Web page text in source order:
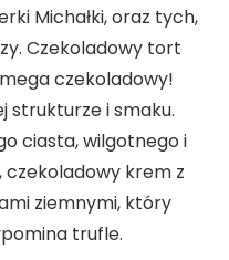
Michałki, oraz tych,
Czekoladowy tort
czekoladowy!
strukturze i smaku.
ciasta, wilgotnego i
czekoladowy krem z
ziemnymi, który
trufle.